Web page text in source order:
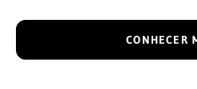
CONHECER